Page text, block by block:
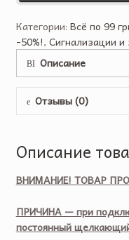
Категории: Всё по 99
-50%!, Сигнализации и
Описание
Отзывы (0)
Описание
ВНИМАНИЕ! ТОВАР
ПРИЧИНА — при
постоянный